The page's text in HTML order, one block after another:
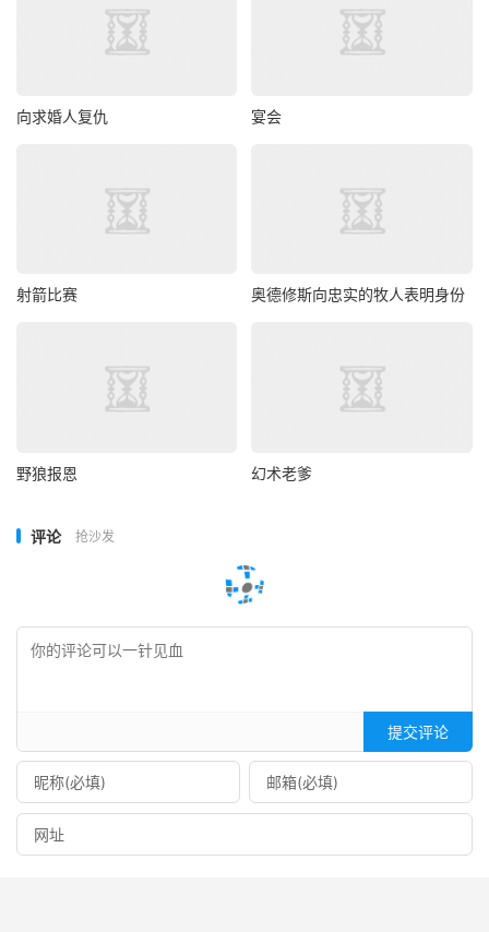
向求婚人复仇 宴会
射箭比赛 奥德修斯向忠实的牧人表明身份
野狼报恩 幻术老爹
评论 抢沙发
提交评论